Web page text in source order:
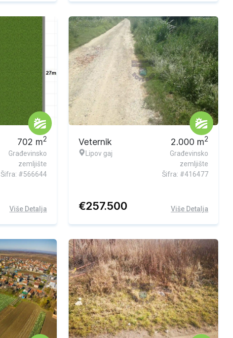
702 m2
Građevinsko
zemljište
Šifra: #566644
Više Detalja
Veternik
Lipov gaj
2.000 m2
Građevinsko
zemljište
Šifra: #416477
€257.500 Više Detalja